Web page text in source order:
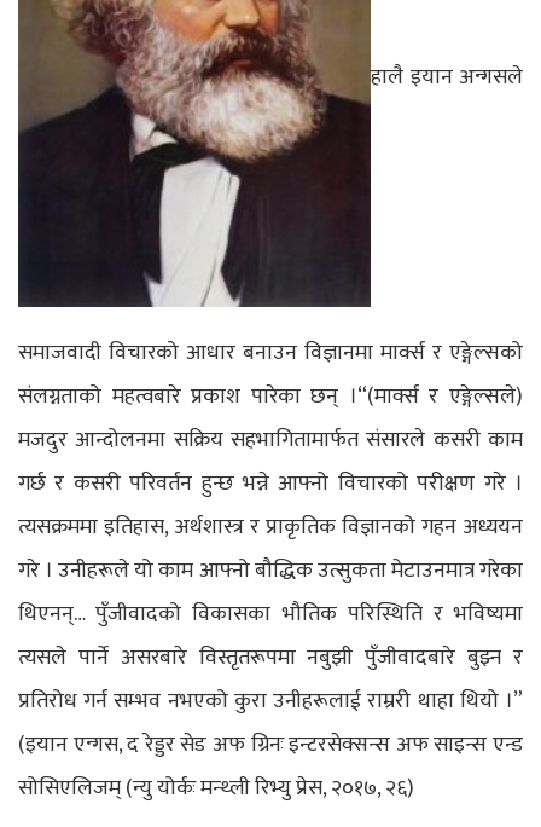
हालै इयान अन्गसले
समाजवादी विचारको आधार बनाउन विज्ञानमा मार्क्स र एङ्गेल्सको
संलग्नताको महत्वबारे प्रकाश पारेका छन् ।“(मार्क्स र एङ्गेल्सले)
मजदुर आन्दोलनमा सक्रिय सहभागितामार्फत संसारले कसरी काम
गर्छ र कसरी परिवर्तन हुन्छ भन्ने आफ्नो विचारको परीक्षण गरे ।
त्यसक्रममा इतिहास, अर्थशास्त्र र प्राकृतिक विज्ञानको गहन अध्ययन
गरे । उनीहरूले यो काम आफ्नो बौद्धिक उत्सुकता मेटाउनमात्र गरेका
थिएनन्… पुँजीवादको विकासका भौतिक परिस्थिति र भविष्यमा
त्यसले पार्ने असरबारे विस्तृतरूपमा नबुझी पुँजीवादबारे बुझ्न र
प्रतिरोध गर्न सम्भव नभएको कुरा उनीहरूलाई राम्ररी थाहा थियो ।”
(इयान एन्गस, द रेड्डर सेड अफ ग्रिनः इन्टरसेक्सन्स अफ साइन्स एन्ड
सोसिएलिजम् (न्यु योर्कः मन्थ्ली रिभ्यु प्रेस, २०१७, २६)